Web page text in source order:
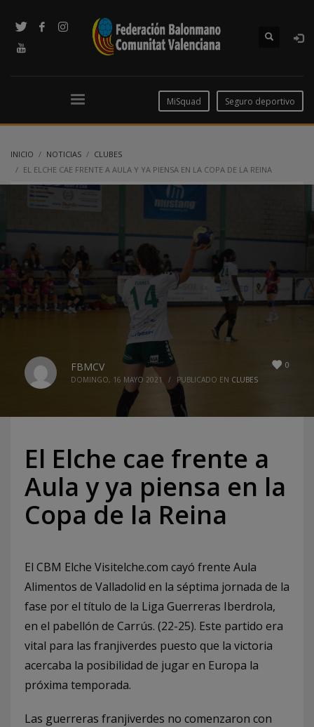
MiSquad Seguro deportivo
INICIO NOTICIAS
CLUBES
EL ELCHE CAE FRENTE A AULA Y YA PIENSA EN LA COPA DE LA REINA
0
FBMCV
DOMINGO, 16 MAYO 2021 / PUBLICADO EN CLUBES
El Elche cae frente a
Aula y ya piensa en la
Copa de la Reina
El CBM Elche Visitelche.com cayó frente Aula
Alimentos de Valladolid en la séptima jornada de la
fase por el título de la Liga Guerreras Iberdrola,
en el pabellón ­de Carrús. (22-25). Este partido era
vital para las franjiverdes puesto que la victoria
acercaba la posibilidad de jugar en Europa la
próxima temporada.
Las guerreras franjiverdes no comenzaron con